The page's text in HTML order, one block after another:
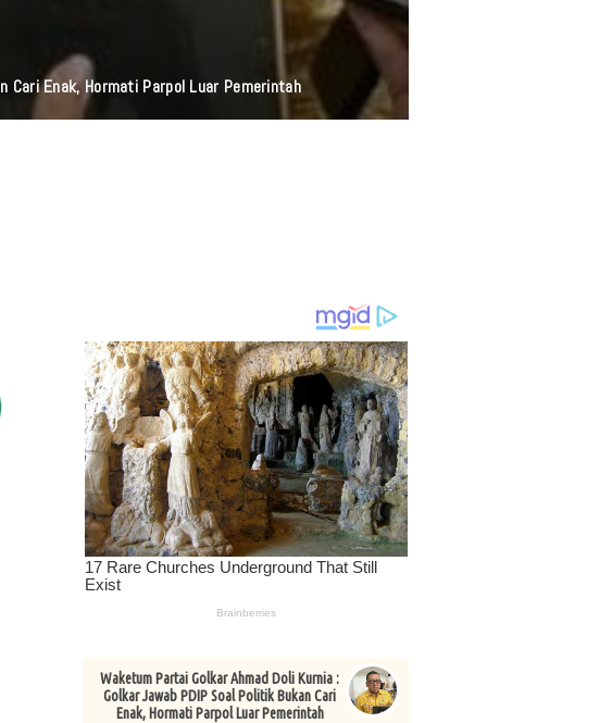
Cari Enak, Hormati Parpol Luar Pemerintah
Waketum Partai Golkar Ahmad Doli Kurnia :
Golkar Jawab PDIP Soal Politik Bukan Cari
Enak, Hormati Parpol Luar Pemerintah